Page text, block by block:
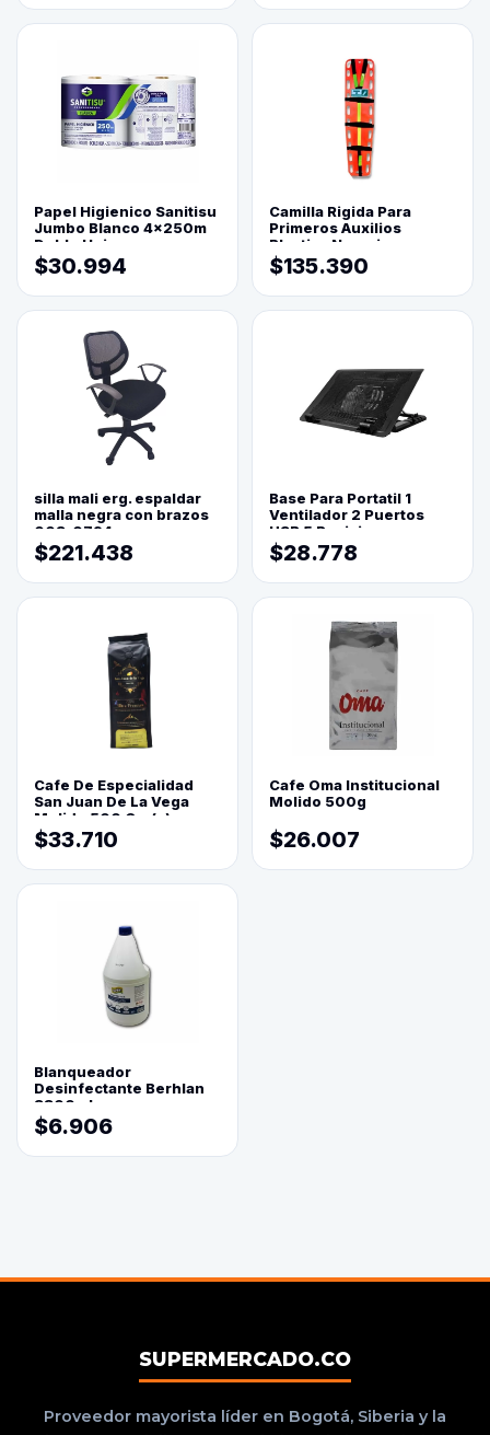
Papel Higienico Sanitisu
Jumbo Blanco 4x250m
Doble Hoja
$30.994
Camilla Rigida Para
Primeros Auxilios
Plastica Naranja
$135.390
silla mali erg. espaldar
malla negra con brazos
003-0794
$221.438
Base Para Portatil 1
Ventilador 2 Puertos
USB 5 Posiciones
$28.778
Cafe De Especialidad
San Juan De La Vega
Molido 500 Grs(=)
$33.710
Cafe Oma Institucional
Molido 500g
$26.007
Blanqueador
Desinfectante Berhlan
3800ml
$6.906
SUPERMERCADO.CO
Proveedor mayorista líder en Bogotá, Siberia y la